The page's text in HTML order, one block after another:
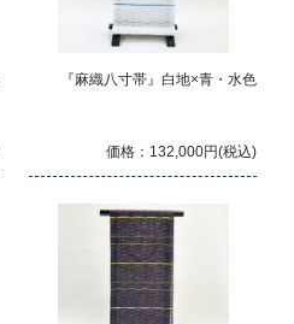
『麻織八寸帯』白地×青・水色
価格：132,000円(税込)